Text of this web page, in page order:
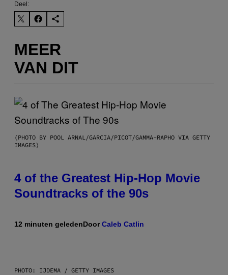
Deel:
MEER
VAN DIT
(PHOTO BY POOL ARNAL/GARCIA/PICOT/GAMMA-RAPHO VIA GETTY
IMAGES)
4 of the Greatest Hip-Hop Movie
Soundtracks of the 90s
12 minuten geledenDoorCaleb Catlin
PHOTO: IJDEMA / GETTY IMAGES